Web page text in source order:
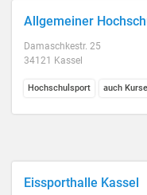
Allgemeiner
Damaschkestr. 25
34121 Kassel
Hochschulsport auch
Eissporthalle Kassel